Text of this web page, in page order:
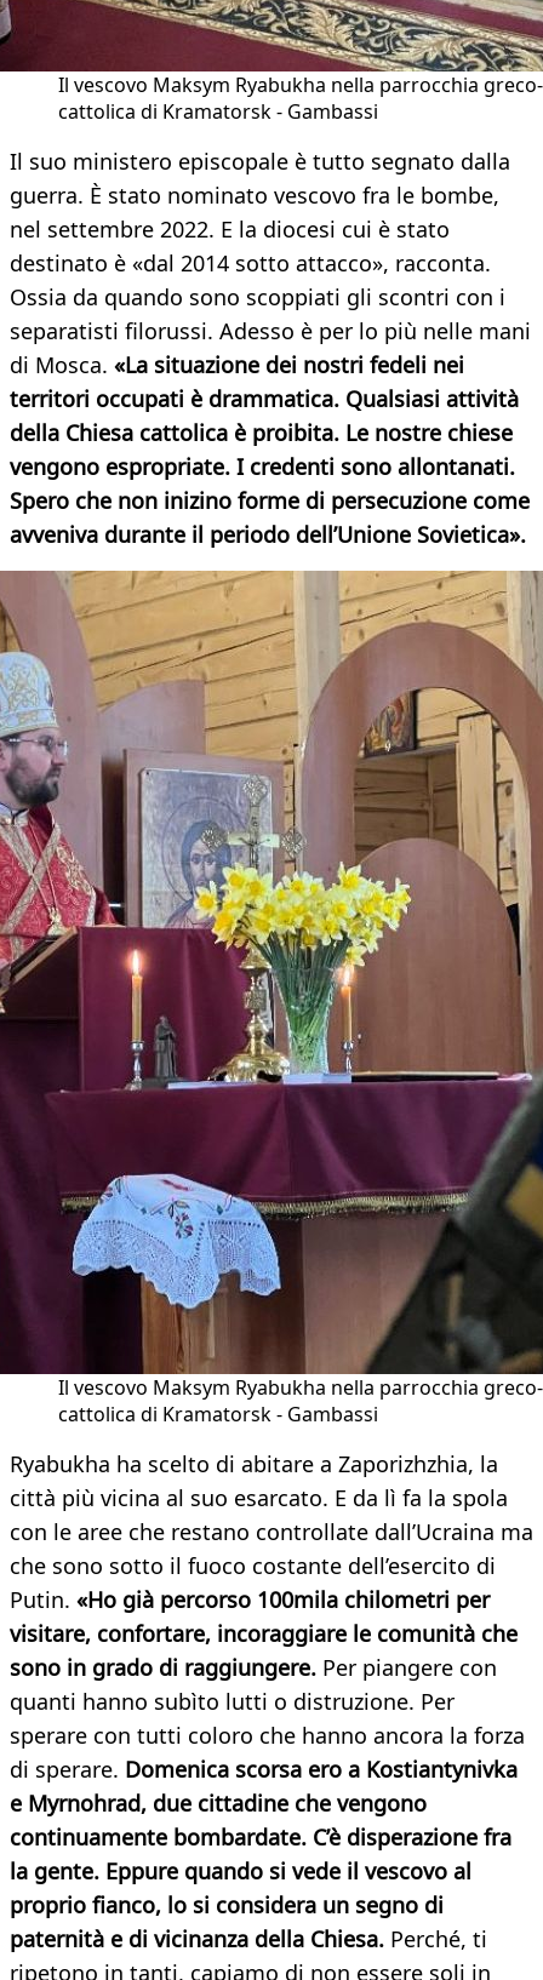
Il vescovo Maksym Ryabukha nella parrocchia greco-
cattolica di Kramatorsk - Gambassi
​Il suo ministero episcopale è tutto segnato dalla
guerra. È stato nominato vescovo fra le bombe,
nel settembre 2022. E la diocesi cui è stato
destinato è «dal 2014 sotto attacco», racconta.
Ossia da quando sono scoppiati gli scontri con i
separatisti filorussi. Adesso è per lo più nelle mani
di Mosca. «La situazione dei nostri fedeli nei
territori occupati è drammatica. Qualsiasi attività
della Chiesa cattolica è proibita. Le nostre chiese
vengono espropriate. I credenti sono allontanati.
Spero che non inizino forme di persecuzione come
avveniva durante il periodo dell’Unione Sovietica».
Il vescovo Maksym Ryabukha nella parrocchia greco-
cattolica di Kramatorsk - Gambassi
Ryabukha ha scelto di abitare a Zaporizhzhia, la
città più vicina al suo esarcato. E da lì fa la spola
con le aree che restano controllate dall’Ucraina ma
che sono sotto il fuoco costante dell’esercito di
Putin. «Ho già percorso 100mila chilometri per
visitare, confortare, incoraggiare le comunità che
sono in grado di raggiungere. Per piangere con
quanti hanno subìto lutti o distruzione. Per
sperare con tutti coloro che hanno ancora la forza
di sperare. Domenica scorsa ero a Kostiantynivka
e Myrnohrad, due cittadine che vengono
continuamente bombardate. C’è disperazione fra
la gente. Eppure quando si vede il vescovo al
proprio fianco, lo si considera un segno di
paternità e di vicinanza della Chiesa. Perché, ti
ripetono in tanti, capiamo di non essere soli in